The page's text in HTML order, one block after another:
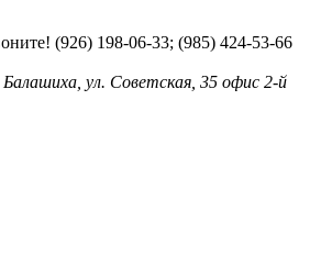
(926) 198-06-33; (985) 424-53-66
Балашиха, ул. Советская, 35 офис 2-й